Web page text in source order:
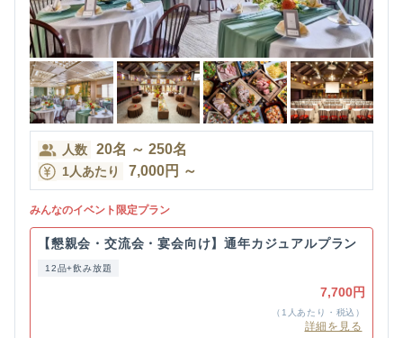
人数 20名 ～ 250名
1人あたり 7,000円 ～
みんなのイベント限定プラン
【懇親会・交流会・宴会向け】通年カジュアルプラン
12品+飲み放題
7,700円
（1人あたり・税込）
詳細を見る